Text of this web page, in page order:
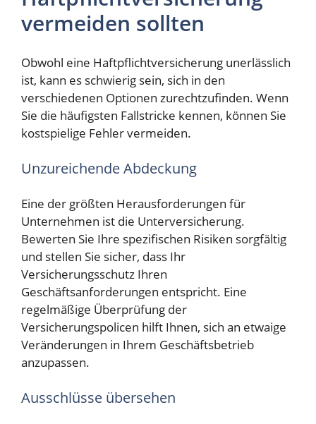
vermeiden sollten
Obwohl eine Haftpflichtversicherung unerlässlich
ist, kann es schwierig sein, sich in den
verschiedenen Optionen zurechtzufinden. Wenn
Sie die häufigsten Fallstricke kennen, können Sie
kostspielige Fehler vermeiden.
Unzureichende Abdeckung
Eine der größten Herausforderungen für
Unternehmen ist die Unterversicherung.
Bewerten Sie Ihre spezifischen Risiken sorgfältig
und stellen Sie sicher, dass Ihr
Versicherungsschutz Ihren
Geschäftsanforderungen entspricht. Eine
regelmäßige Überprüfung der
Versicherungspolicen hilft Ihnen, sich an etwaige
Veränderungen in Ihrem Geschäftsbetrieb
anzupassen.
Ausschlüsse übersehen